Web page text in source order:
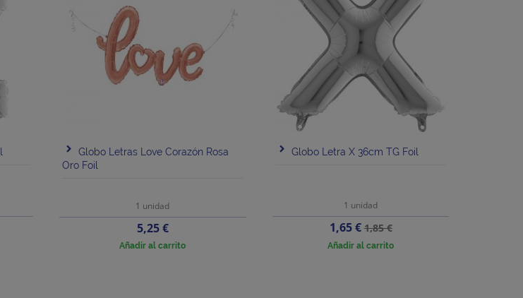
Globo Letras Love Corazón Rosa
Oro Foil
1 unidad
Precio
5,25 €
Añadir al carrito
Globo Letra X 36cm TG Foil
1 unidad
Precio
1,65 €Precio
base
1,85 €
Añadir al carrito